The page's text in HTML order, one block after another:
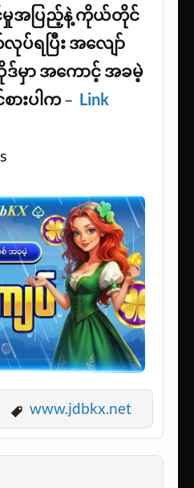
င်မှုအပြည့်နဲ့ ကိုယ်တိုင်
ပ်ရပြီး အလျော်
ဒ်မှာ အကောင့် အခမဲ့
ားပါက– Link
www.jdbkx.net